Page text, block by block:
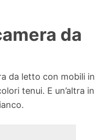
da
da letto con mobili in
tenui. E un’altra in